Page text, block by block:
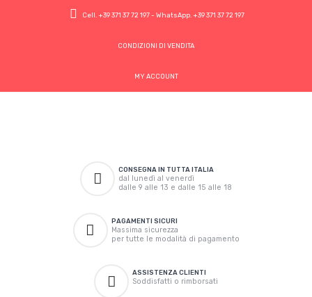
Cell. +39 371 37 72 197- WhatsApp. +39 371 37 72 197
CONDIZIONI DI VENDITA
MY ACCOUNT
CONSEGNA IN TUTTA ITALIA
dal lunedì al venerdì
dalle 9 alle 13 e dalle 15 alle 18
PAGAMENTI SICURI
Massima sicurezza
per tutte le modalità di pagamento
ASSISTENZA CLIENTI
Soddisfatti o rimborsati